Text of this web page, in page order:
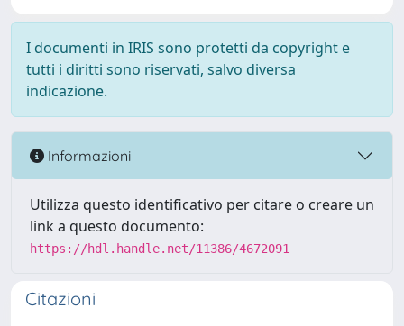
I documenti in IRIS sono protetti da copyright e
tutti i diritti sono riservati, salvo diversa
indicazione.
Informazioni
Utilizza questo identificativo per citare o creare un
link a questo documento:
https://hdl.handle.net/11386/4672091
Citazioni